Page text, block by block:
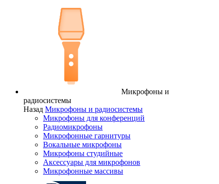
Микрофоны и
радиосистемы
Назад Микрофоны и радиосистемы
Микрофоны для конференций
Радиомикрофоны
Микрофонные гарнитуры
Вокальные микрофоны
Микрофоны студийные
Аксессуары для микрофонов
Микрофонные массивы